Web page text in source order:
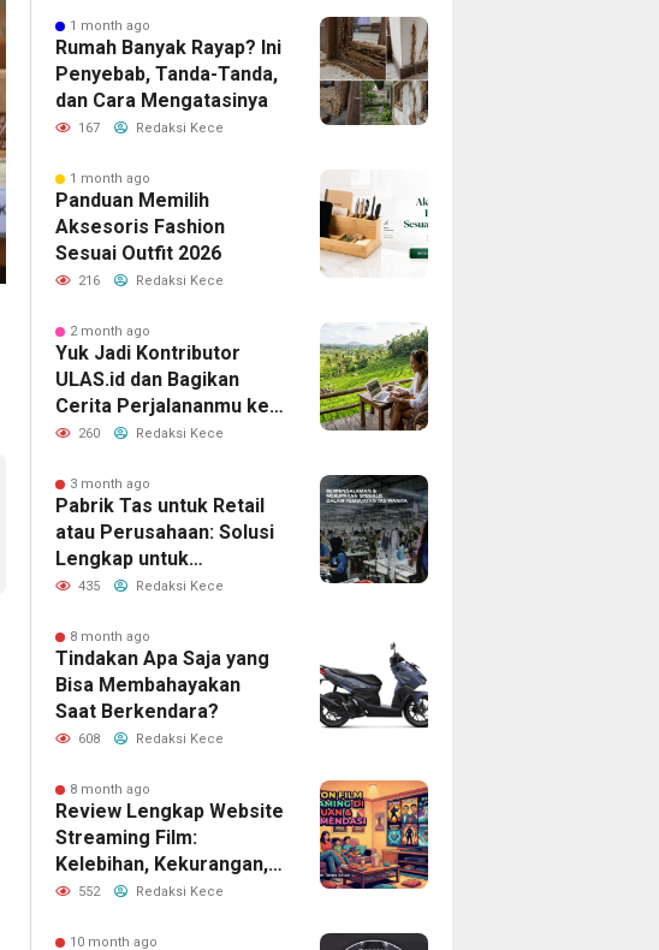
1 month ago
Rumah Banyak Rayap? Ini
Penyebab, Tanda-Tanda,
dan Cara Mengatasinya
167 Redaksi Kece
1 month ago
Panduan Memilih
Aksesoris Fashion
Sesuai Outfit 2026
216 Redaksi Kece
2 month ago
Yuk Jadi Kontributor
ULAS.id dan Bagikan
Cerita Perjalananmu ke
Lebih Banyak Pembaca
260 Redaksi Kece
3 month ago
Pabrik Tas untuk Retail
atau Perusahaan: Solusi
Lengkap untuk
Kebutuhan Bisnis Anda
435 Redaksi Kece
8 month ago
Tindakan Apa Saja yang
Bisa Membahayakan
Saat Berkendara?
608 Redaksi Kece
8 month ago
Review Lengkap Website
Streaming Film:
Kelebihan, Kekurangan,
dan Fitur Unggulan
552 Redaksi Kece
10 month ago